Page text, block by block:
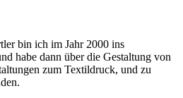
bin ich im Jahr 2000 ins
habe dann über die Gestaltung von
zum Textildruck, und zu